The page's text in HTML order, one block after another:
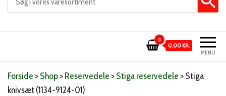
MENU
0
0,00 KR.
Forside >Shop>Reservedele >Stiga reservedele >Stiga
knivsæt (1134-9124-01)